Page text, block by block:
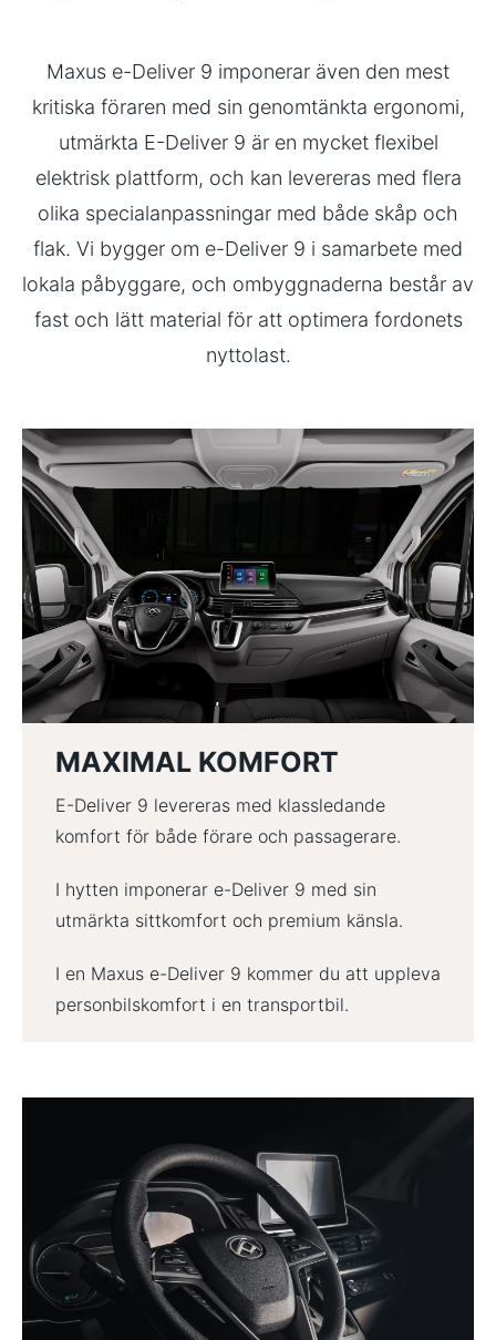
Maxus e-Deliver 9 imponerar även den mest
kritiska föraren med sin genomtänkta ergonomi,
utmärkta E-Deliver 9 är en mycket flexibel
elektrisk plattform, och kan levereras med flera
olika specialanpassningar med både skåp och
flak. Vi bygger om e-Deliver 9 i samarbete med
lokala påbyggare, och ombyggnaderna består av
fast och lätt material för att optimera fordonets
nyttolast.
MAXIMAL KOMFORT
E-Deliver 9 levereras med klassledande
komfort för både förare och passagerare.
I hytten imponerar e-Deliver 9 med sin
utmärkta sittkomfort och premium känsla.
I en Maxus e-Deliver 9 kommer du att uppleva
personbilskomfort i en transportbil.